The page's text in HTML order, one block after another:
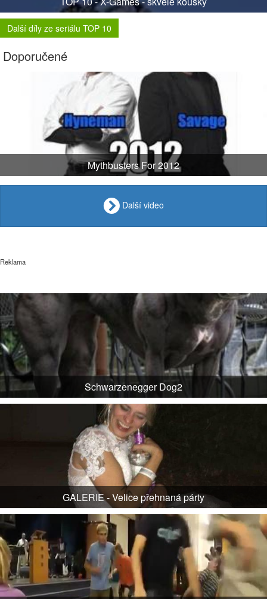
Další díly ze seriálu TOP 10
Doporučené
Mythbusters For 2012
Další video
Reklama
Schwarzenegger Dog2
GALERIE - Velice přehnaná párty